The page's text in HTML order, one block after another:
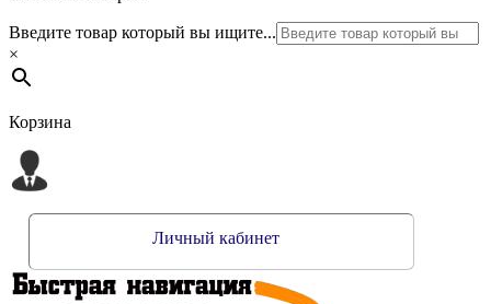
Введите товар который вы ищите...
×
Корзина
Личный кабинет